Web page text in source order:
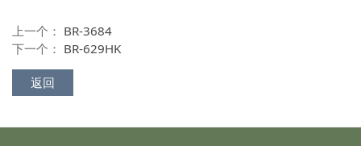
上一个： BR-3684
下一个： BR-629HK
返回